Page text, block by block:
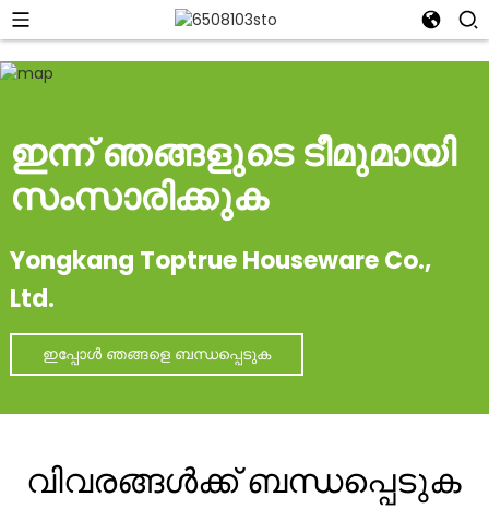
ഇന്ന് ഞങ്ങളുടെ ടീമുമായി
സംസാരിക്കുക
Yongkang Toptrue Houseware Co.,
Ltd.
ഇപ്പോൾ ഞങ്ങളെ ബന്ധപ്പെടുക
വിവരങ്ങൾക്ക് ബന്ധപ്പെടുക